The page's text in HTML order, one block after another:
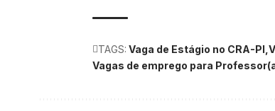
TAGS: Vaga de Estágio no CRA-PI
Vagas de emprego para